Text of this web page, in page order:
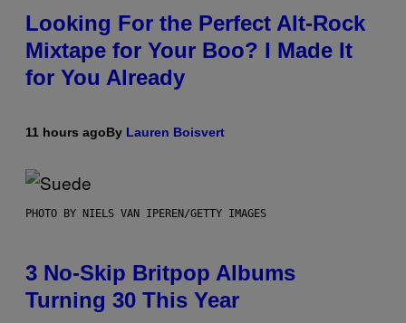
Looking For the Perfect Alt-Rock
Mixtape for Your Boo? I Made It
for You Already
11 hours agoBy Lauren Boisvert
PHOTO BY NIELS VAN IPEREN/GETTY IMAGES
3 No-Skip Britpop Albums
Turning 30 This Year